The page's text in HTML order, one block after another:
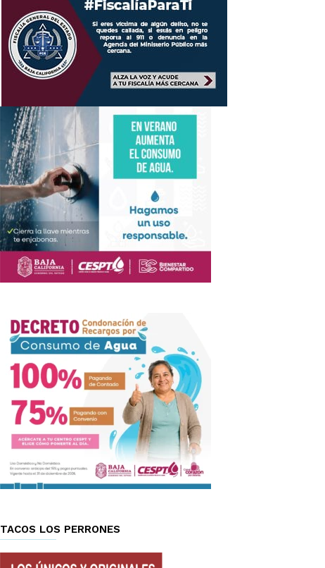
TACOS LOS PERRONES